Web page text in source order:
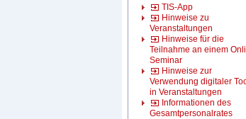
TIS-App
Hinweise zu
Veranstaltungen
Hinweise für die
Teilnahme an einem
Seminar
Hinweise zur
Verwendung digitaler
in Veranstaltungen
Informationen des
Gesamtpersonalrates